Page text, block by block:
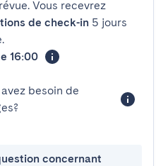
Vous recevrez
de check-in 5 jours
16:00
besoin de
concernant